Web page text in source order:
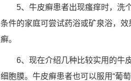
5、牛皮癣患者出现瘙痒时，洗
条件的家庭可尝试药浴或矿泉浴，
癣。
6、现在介绍几种比较实用的牛
细胞膜。牛皮癣患者也可以服用“葡